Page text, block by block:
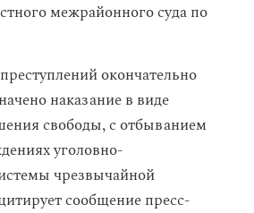
межрайонного суда по
окончательно
наказание в виде
свободы, с отбыванием
уголовно-
чрезвычайной
сообщение пресс-